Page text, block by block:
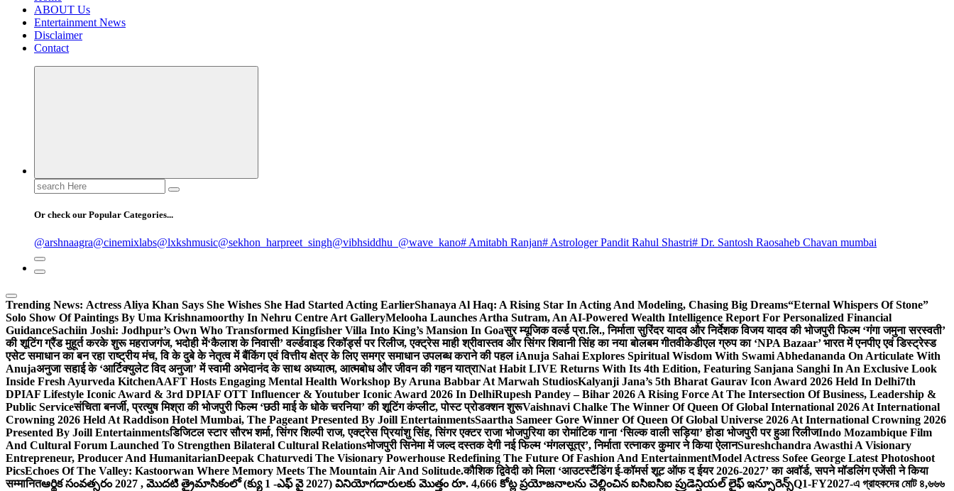
ABOUT Us
Entertainment News
Disclaimer
Contact
Search
for:
Or check our Popular Categories...
@arshnaagra@cinemixlabs@lxkshmusic@sekhon_harpreet_singh@vibhsiddhu_ @wave_kano# Amitabh Ranjan# Astrologer Pandit Rahul Shastri# Dr. Santosh Raosaheb Chavan mumbai
Trending News: Actress Aliya Khan Says She Wishes She Had Started Acting EarlierShanaya Al Haq: A Rising Star In Acting And Modeling, Chasing Big Dreams“Eternal Whispers Of Stone”
Solo Show Of Paintings By Uma Krishnamoorthy In Nehru Centre Art GalleryMelooha Launches Artha Sutram, An AI-Powered Wealth Intelligence Report For Personalized Financial
GuidanceSachiin Joshi: Jodhpur’s Own Who Transformed Kingfisher Villa Into King’s Mansion In Goaसुर म्यूजिक वर्ल्ड प्रा.लि., निर्माता सुरिंदर यादव और निर्देशक विजय यादव की भोजपुरी फिल्म ‘गंगा जमुना सरस्वती’
की शूटिंग ग्रैंड मुहूर्त करके शुरू महराजगंज, भदोही में‘कैलाश के निवासी’ वर्ल्डवाइड रिकॉर्ड्स पर रिलीज, एक्ट्रेस माही श्रीवास्तव और सिंगर शिवानी सिंह का नया बोलबम गीतवीकेडीएल ग्रुप का ‘NPA Bazaar’ भारत में एनपीए एवं डिस्ट्रेस्ड
एसेट समाधान का बन रहा राष्ट्रीय मंच, वि के दुबे के नेतृत्व में बैंकिंग एवं वित्तीय क्षेत्र के लिए समग्र समाधान उपलब्ध कराने की पहल iAnuja Sahai Explores Spiritual Wisdom With Swami Abhedananda On Articulate With
Anujaअनुजा सहाई के ‘आर्टिक्युलेट विद अनुजा’ में स्वामी अभेदानंद के साथ अध्यात्म, आत्मबोध और जीवन की गहन यात्राNat Habit LIVE Returns With Its 4th Edition, Featuring Sanjana Sanghi In An Exclusive Look
Inside Fresh Ayurveda KitchenAAFT Hosts Engaging Mental Health Workshop By Aruna Babbar At Marwah StudiosKalyanji Jana’s 5th Bharat Gaurav Icon Award 2026 Held In Delhi7th
DPIAF Lifestyle Iconic Award & 3rd DPIAF OTT Influencer & Youtuber Iconic Award 2026 In DelhiRupesh Pandey – Bihar 2026 A Rising Force At The Intersection Of Business, Leadership &
Public Serviceसंचिता बनर्जी, प्रत्युष मिश्रा की भोजपुरी फिल्म ‘छठी माई के धोके चरनिया’ की शूटिंग कंप्लीट, पोस्ट प्रोडक्शन शुरूVaishnavi Chalke The Winner Of Queen Of Global International 2026 At International
Crowning 2026 Held At Raddison Hotel Mumbai, The Pageant Presented By Joill EntertainmentsSaartha Sameer Gore Winner Of Queen Of Global Universe 2026 At International Crowning 2026
Presented By Joill Entertainmentsडिजिटल स्टार सौरभ शर्मा, सिंगर शिल्पी राज, एक्ट्रेस प्रियांशु सिंह, सिंगर एक्टर राजा भोजपुरिया का रोमांटिक गाना ‘सिल्क वाली सड़िया’ होडा भोजपुरी पर हुआ रिलीजIndo Mozambique Film
And Cultural Forum Launched To Strengthen Bilateral Cultural Relationsभोजपुरी सिनेमा में जल्द दस्तक देगी नई फिल्म ‘मंगलसूत्र’, निर्माता रत्नाकर कुमार ने किया ऐलानSureshchandra Awasthi A Visionary
Entrepreneur, Producer And HumanitarianDeepak Chaturvedi The Visionary Powerhouse Redefining The Future Of Fashion And EntertainmentModel Actress Sofee George Latest Photoshoot
PicsEchoes Of The Valley: Kastoorwan Where Memory Meets The Mountain Air And Solitude.कौशिक द्विवेदी को मिला ‘आउटस्टैंडिंग ई-कॉमर्स शूट ऑफ द ईयर 2026-2027’ का अवॉर्ड, सपने मॉडलिंग एजेंसी ने किया
सम्मानितఆర్థిక సంవత్సరం 2027 , మొదటి త్రైమాసికంలో (క్యు 1 -ఎఫ్ వై 2027) వినియోగదారులకు మొత్తం రూ. 4,666 కోట్ల ప్రయోజనాలను చెల్లించిన ఐసిఐసిఐ ప్రుడెన్షియల్ లైఫ్ ఇన్సూరెన్స్Q1-FY2027-এ গ্রাহকদের মোট ৪,৬৬৬